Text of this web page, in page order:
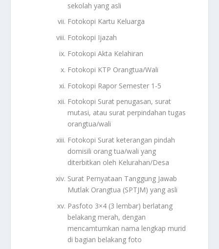
sekolah yang asli
Fotokopi Kartu Keluarga
Fotokopi Ijazah
Fotokopi Akta Kelahiran
Fotokopi KTP Orangtua/Wali
Fotokopi Rapor Semester 1-5
Fotokopi Surat penugasan, surat
mutasi, atau surat perpindahan tugas
orangtua/wali
Fotokopi Surat keterangan pindah
domisili orang tua/wali yang
diterbitkan oleh Kelurahan/Desa
Surat Pernyataan Tanggung Jawab
Mutlak Orangtua (SPTJM) yang asli
Pasfoto 3×4 (3 lembar) berlatang
belakang merah, dengan
mencamtumkan nama lengkap murid
di bagian belakang foto